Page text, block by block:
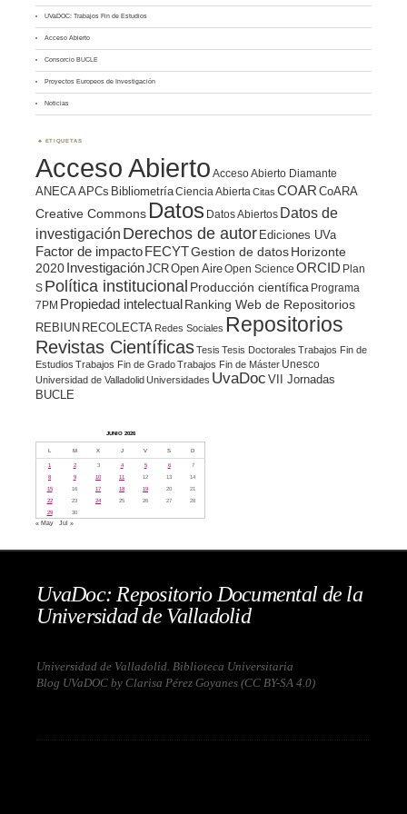
UVaDOC: Trabajos Fin de Estudios
Acceso Abierto
Consorcio BUCLE
Proyectos Europeos de Investigación
Noticias
ETIQUETAS
Acceso Abierto Acceso Abierto Diamante
ANECAAPCs BibliometríaCiencia Abierta Citas COAR CoARA
Creative Commons Datos Datos Abiertos Datos de
investigación Derechos de autor Ediciones UVa
Factor de impacto FECYTGestion de datosHorizonte
2020 InvestigaciónJCROpen AireOpen Science ORCID Plan
S Política institucional Producción científica Programa
7PM Propiedad intelectualRanking Web de Repositorios
REBIUN RECOLECTA Redes Sociales Repositorios
Revistas CientíficasTesis Tesis Doctorales Trabajos Fin de
Estudios Trabajos Fin de GradoTrabajos Fin de Máster Unesco
Universidad de Valladolid Universidades UvaDoc VII Jornadas
BUCLE
JUNIO 2026
L M X J V S D
1 2 3 4 5 6
7
8
9 10 11 12 13
14
15
16 17 18 19 20
21
22
23 24 25 26 27
28
29
30
« May Jul »
UvaDoc: Repositorio Documental de la
Universidad de Valladolid
Universidad de Valladolid. Biblioteca Universitaria
Blog UVaDOC by Clarisa Pérez Goyanes (CC BY-SA 4.0)